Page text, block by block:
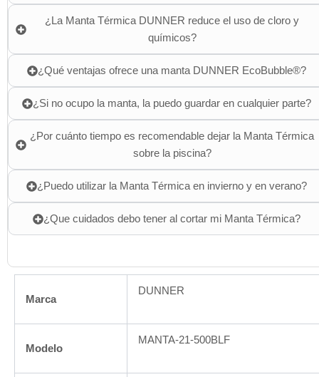
¿La Manta Térmica DUNNER reduce el uso de cloro y
químicos?
¿Qué ventajas ofrece una manta DUNNER EcoBubble®?
¿Si no ocupo la manta, la puedo guardar en cualquier parte?
¿Por cuánto tiempo es recomendable dejar la Manta Térmica
sobre la piscina?
¿Puedo utilizar la Manta Térmica en invierno y en verano?
¿Que cuidados debo tener al cortar mi Manta Térmica?
Marca
DUNNER
Modelo
MANTA-21-500BLF